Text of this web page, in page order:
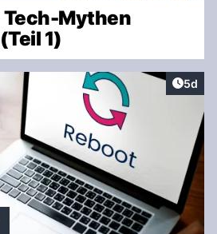
Tech-Mythen
1)
5d